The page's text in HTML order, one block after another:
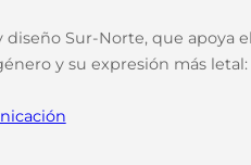
Sur-Norte, que apoya
y su expresión más